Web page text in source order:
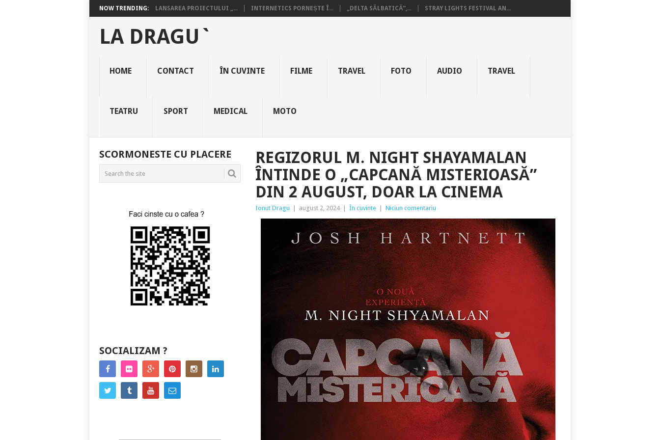
NOW TRENDING: LANSAREA PROIECTULUI „... INTERNETICS PORNEȘTE Î... „DELTA SĂLBATICĂ”,... STRAY LIGHTS FESTIVAL AN...
LA DRAGU`
HOME CONTACT ÎN CUVINTE FILME TRAVEL FOTO AUDIO TRAVEL
TEATRU SPORT MEDICAL MOTO
REGIZORUL M. NIGHT SHAYAMALAN
ÎNTINDE O „CAPCANĂ MISTERIOASĂ”
DIN 2 AUGUST, DOAR LA CINEMA
Ionut Dragu august 2, 2024 În cuvinte Niciun comentariu
SCORMONESTE CU PLACERE
SOCIALIZAM ?